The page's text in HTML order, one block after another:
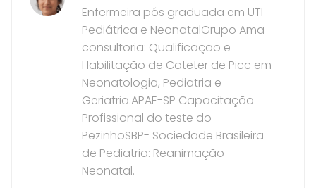
Enfermeira pós graduada em UTI
Pediátrica e NeonatalGrupo Ama
consultoria: Qualificação e
Habilitação de Cateter de Picc em
Neonatologia, Pediatria e
Geriatria.APAE-SP Capacitação
Profissional do teste do
PezinhoSBP- Sociedade Brasileira
de Pediatria: Reanimação
Neonatal.